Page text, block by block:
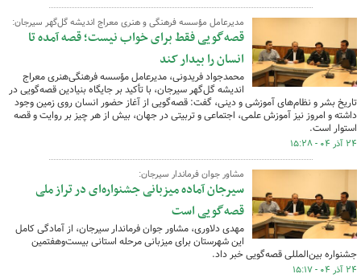
مدیرعامل مؤسسه فرهنگی و هنری معراج اندیشه گل‌گهر سیرجان:
قصه‌گویی فقط برای خواب نیست؛ قصه آمده تا
انسان را بیدار کند
محمدجواد فریدونی، مدیرعامل مؤسسه فرهنگی‌هنری معراج
اندیشه گل‌گهر سیرجان، با تأکید بر جایگاه بنیادین قصه‌گویی در
تاریخ بشر و نظام‌های آموزشی و دینی، گفت: قصه‌گویی از آغاز حضور انسان روی زمین وجود
داشته و امروز نیز آموزش علمی، اجتماعی و تربیتی در جهان، بیش از هر چیز بر روایت و قصه
استوار است.
۲۴ آذر ۰۴ - ۱۵:۲۸
مشاور جوان فرماندار سیرجان:
سیرجان آماده میزبانی جشنواره‌ای در تراز ملی
قصه‌گویی است
مهدی دلاوری، مشاور جوان فرماندار سیرجان، از آمادگی کامل
این شهرستان برای میزبانی مرحله استانی بیست‌وهفتمین
جشنواره بین‌المللی قصه‌گویی خبر داد.
۲۴ آذر ۰۴ - ۱۵:۱۷